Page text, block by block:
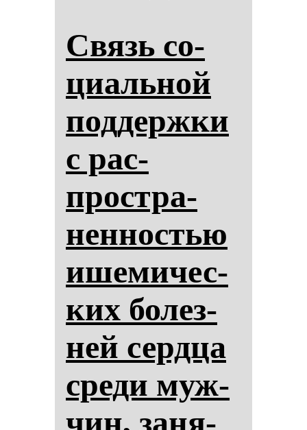
Связь со­
ци­аль­ной
под­дер­жки
с рас­
простра­
нен­нос­тью
ише­ми­чес­
ких бо­лез­
ней сер­дца
сре­ди муж­
чин, за­ня­